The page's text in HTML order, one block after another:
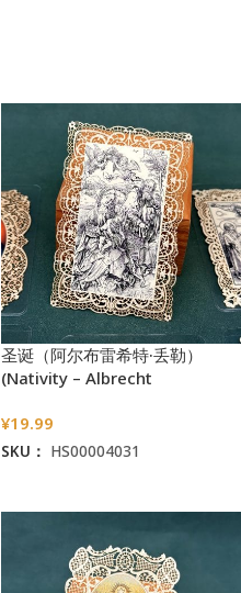
圣诞（阿尔布雷希特·丢勒）
(Nativity – Albrecht
¥19.99
SKU： HS00004031